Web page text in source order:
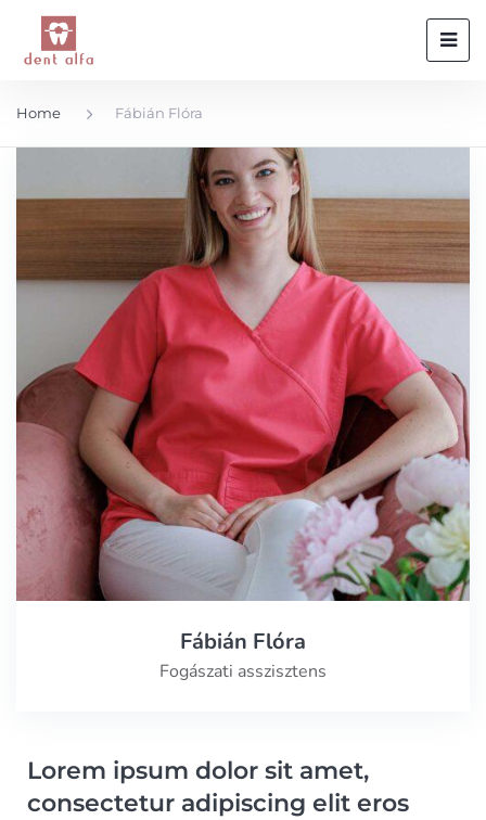
Home Fábián Flóra
Fábián Flóra
Fogászati asszisztens
Lorem ipsum dolor sit amet,
consectetur adipiscing elit eros